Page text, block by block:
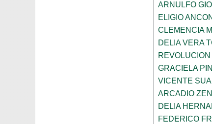
ARNULFO
ELIGIO
CLEMENCIA
DELIA VERA
GRACIELA
VICENTE
ARCADIO
DELIA
FEDERICO